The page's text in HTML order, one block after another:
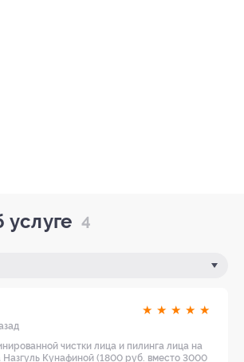
4
★ ★ ★ ★ ★
чистки лица и пилинга лица на
Назгуль Кунафиной (1800 руб. вместо 3000